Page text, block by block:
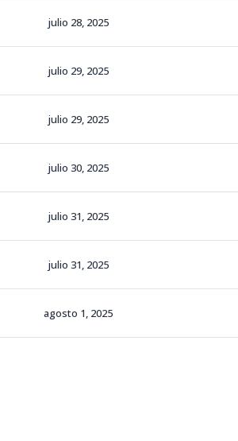
julio 28, 2025
julio 29, 2025
julio 29, 2025
julio 30, 2025
julio 31, 2025
julio 31, 2025
agosto 1, 2025